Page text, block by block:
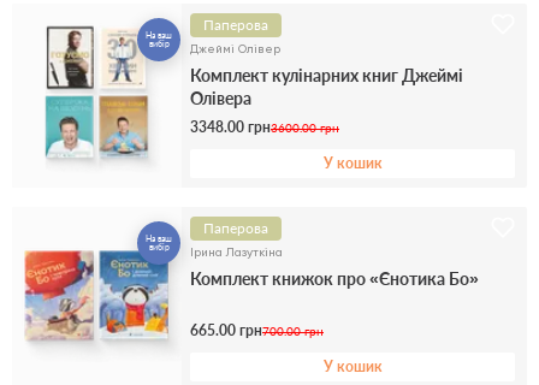
На ваш
вибір
Паперова
Джеймі Олівер
Комплект кулінарних книг Джеймі
Олівера
3348.00 грн3600.00 грн
У кошик
На ваш
вибір
Паперова
Ірина Лазуткіна
Комплект книжок про «Єнотика Бо»
665.00 грн700.00 грн
У кошик